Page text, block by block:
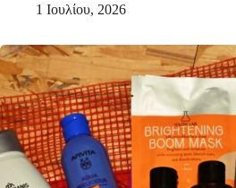
1 Ιουλίου, 2026